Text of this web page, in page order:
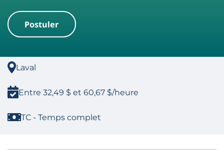
|
Postuler
Laval
Entre 32,49 $ et 60,67 $/heure
TC - Temps complet